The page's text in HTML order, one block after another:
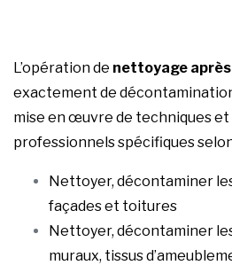
L’opération de nettoyage
exactement de
mise en œuvre de techniques
professionnels spécifiques
Nettoyer, décontaminer
façades et toitures
Nettoyer, décontaminer
muraux, tissus